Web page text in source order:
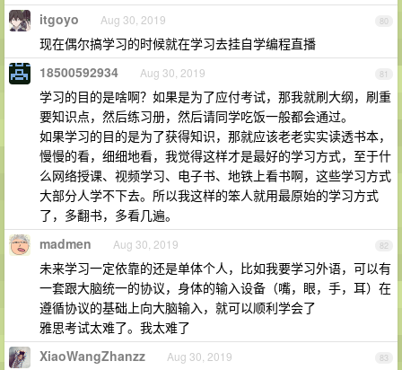
80
itgoyo Aug 30, 2019
现在偶尔搞学习的时候就在学习去挂自学编程直播
81
18500592934 Aug 30, 2019
学习的目的是啥啊？如果是为了应付考试，那我就刷大纲，刷重
要知识点，然后练习册，然后请同学吃饭一般都会通过。
如果学习的目的是为了获得知识，那就应该老老实实读透书本，
慢慢的看，细细地看，我觉得这样才是最好的学习方式，至于什
么网络授课、视频学习、电子书、地铁上看书啊，这些学习方式
大部分人学不下去。所以我这样的笨人就用最原始的学习方式
了，多翻书，多看几遍。
82
madmen Aug 30, 2019
未来学习一定依靠的还是单体个人，比如我要学习外语，可以有
一套跟大脑统一的协议，身体的输入设备（嘴，眼，手，耳）在
遵循协议的基础上向大脑输入，就可以顺利学会了
雅思考试太难了。我太难了
83
XiaoWangZhanzz Aug 30, 2019